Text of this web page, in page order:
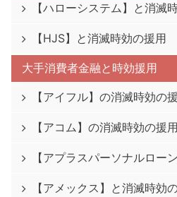
【ハローシステム】と消滅
【HJS】と消滅時効の援用
大手消費者金融と時効援用
【アイフル】の消滅時効の
【アコム】の消滅時効の援用
【アプラスパーソナルロー
【アメックス】と消滅時効